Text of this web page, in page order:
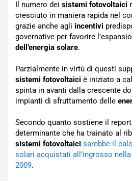
Il numero dei sistemi fotovoltaici
cresciuto in maniera rapida nel
grazie anche agli incentivi
governative per favorire
dell’energia solare.
Parzialmente in virtù di questi
sistemi fotovoltaici è iniziato a
spinta in avanti dalla crescente
impianti di sfruttamento delle
Secondo quanto sostiene il
determinante che ha trainato al
sistemi fotovoltaici sarebbe il
solari acquistati all’ingrosso nella
2009.